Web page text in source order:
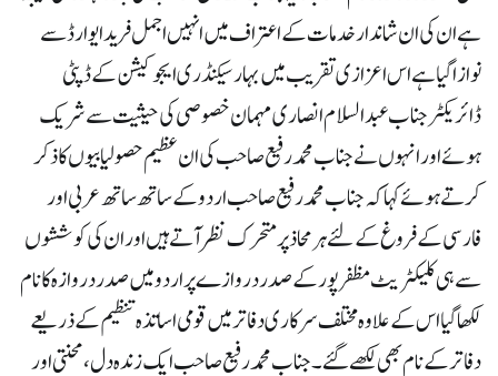
ہے ان کی ان شاندار خدمات کے اعتراف میں انہیں اجمل فرید ایوارڈ سے
نوازا گیا ہے اس اعزازی تقریب میں بہار سیکنڈری ایجوکیشن کے ڈپٹی
ڈائریکٹر جناب عبدالسلام انصاری مہمان خصوصی کی حیثیت سے شریک
ہوئے اور انہوں نے جناب محمد رفیع صاحب کی ان عظیم حصولیابیوں کا ذکر
کرتے ہوئے کہا کہ جناب محمد رفیع صاحب اردو کے ساتھ ساتھ عربی اور
فارسی کے فروغ کے لئے ہر محاذ پر متحرک نظر آتے ہیں اور ان کی کوششوں
سے ہی کلیکٹریٹ مظفرپور کے صدر دروازے پر اردو میں صدر دروازہ کا نام
لکھا گیا اس کے علاوہ مختلف سرکاری دفاتر میں قومی اساتذہ تنظیم کے ذریعے
دفاتر کے نام بھی لکھے گئے۔ جناب محمد رفیع صاحب ایک زندہ دل، محنتی اور